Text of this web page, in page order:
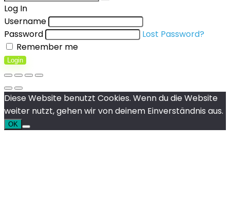
Log In
Username
Password
Lost Password?
Remember me
Login
Diese Website benutzt Cookies. Wenn du die Website
weiter nutzt, gehen wir von deinem Einverständnis aus.
OK